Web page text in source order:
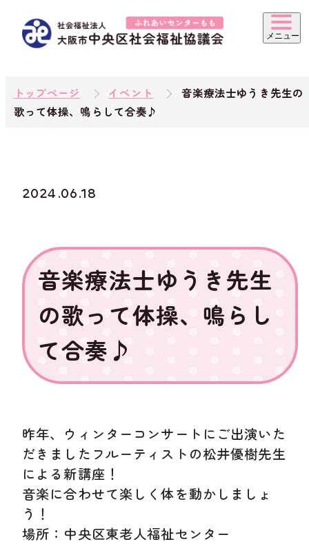
トップページ イベント
音楽療法士ゆうき先生の
歌って体操、鳴らして合奏♪
2024.06.18
音楽療法士ゆうき先生
の歌って体操、鳴らし
て合奏♪
昨年、ウィンターコンサートにご出演いた
だきましたフルーティストの松井優樹先生
による新講座！
音楽に合わせて楽しく体を動かしましょ
う！
場所：中央区東老人福祉センター